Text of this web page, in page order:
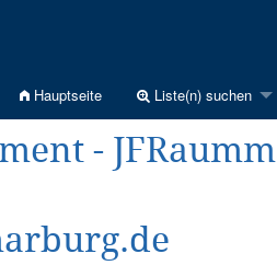
Hauptseite Liste(n) suchen
-